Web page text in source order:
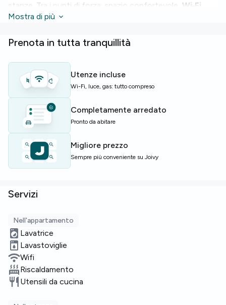
stanze. Tra i punti di forza: spazio confortevole, Wi‑Fi
riscaldamento e forno. L'unità dispone complessivamente
ascensore
offrelavastoviglie
per la massima praticità.
Ideale per studenti e giovani professionisti che cercano
una soluzione centrale e funzionale.
Posti limitati — contattaci subito.
Mostra di più
Prenota in tutta tranquillità
Utenze incluse
Wi-Fi, luce, gas: tutto compreso
Completamente arredato
Pronto da abitare
Migliore prezzo
Sempre più conveniente su Joivy
Servizi
Nell'appartamento
Lavatrice
Lavastoviglie
Wifi
Riscaldamento
Utensili da cucina